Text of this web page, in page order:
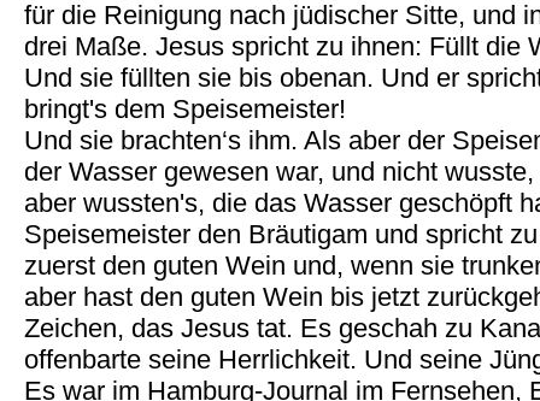
für die Reinigung nach jüdischer Sitte, und
drei Maße. Jesus spricht zu ihnen: Füllt die
Und sie füllten sie bis obenan. Und er
bringt's dem Speisemeister!
Und sie brachten‘s ihm. Als aber der
der Wasser gewesen war, und nicht
aber wussten's, die das Wasser geschöpft
Speisemeister den Bräutigam und spricht
zuerst den guten Wein und, wenn sie
aber hast den guten Wein bis jetzt
Zeichen, das Jesus tat. Es geschah zu
offenbarte seine Herrlichkeit. Und seine
Es war im Hamburg-Journal im Fernsehen,